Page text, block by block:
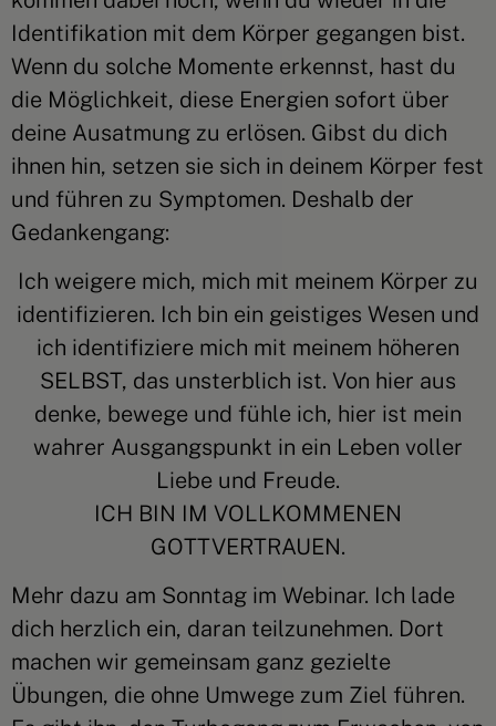
Identifikation mit dem Körper gegangen bist.
Wenn du solche Momente erkennst, hast du
die Möglichkeit, diese Energien sofort über
deine Ausatmung zu erlösen. Gibst du dich
ihnen hin, setzen sie sich in deinem Körper fest
und führen zu Symptomen. Deshalb der
Gedankengang:
Ich weigere mich, mich mit meinem Körper zu
identifizieren. Ich bin ein geistiges Wesen und
ich identifiziere mich mit meinem höheren
SELBST, das unsterblich ist. Von hier aus
denke, bewege und fühle ich, hier ist mein
wahrer Ausgangspunkt in ein Leben voller
Liebe und Freude.
ICH BIN IM VOLLKOMMENEN
GOTTVERTRAUEN.
Mehr dazu am Sonntag im Webinar. Ich lade
dich herzlich ein, daran teilzunehmen. Dort
machen wir gemeinsam ganz gezielte
Übungen, die ohne Umwege zum Ziel führen.